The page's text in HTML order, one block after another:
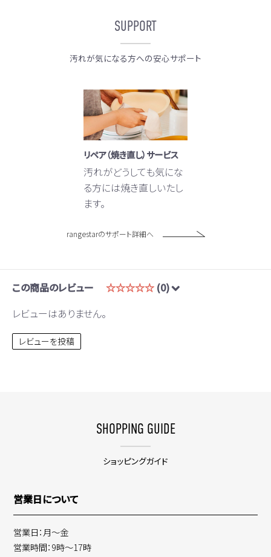
SUPPORT
汚れが気になる方への安心サポート
リペア（焼き直し）サービス
汚れがどうしても気にな
る方には焼き直しいたし
ます。
rangestarのサポート詳細へ
この商品のレビュー ☆☆☆☆☆ (0)
レビューはありません。
レビューを投稿
SHOPPING GUIDE
ショッピングガイド
営業日について
営業日：月～金
営業時間：9時～17時